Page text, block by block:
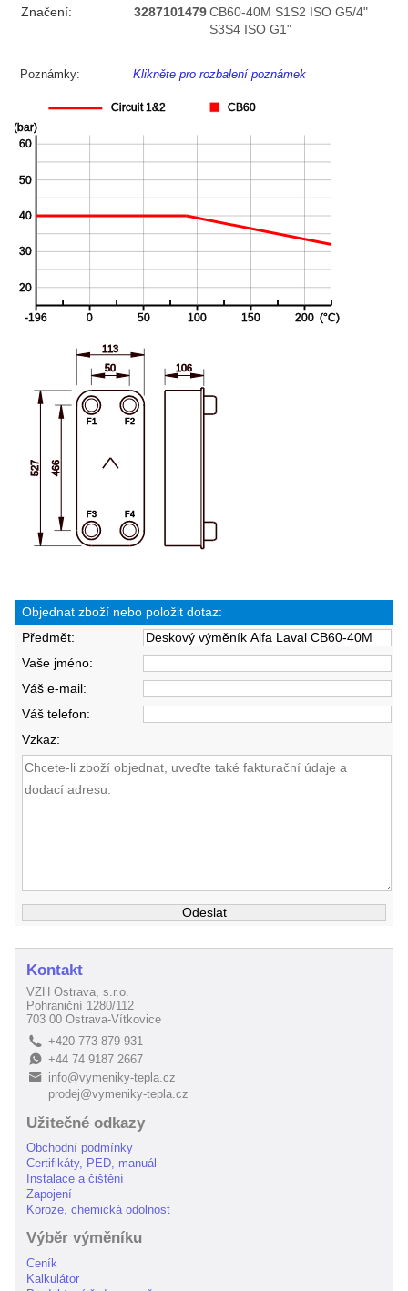
Značení:
3287101479 CB60-40M S1S2 ISO G5/4"
S3S4 ISO G1"
Poznámky: Klikněte pro rozbalení poznámek
Objednat zboží nebo položit dotaz:
Předmět:
Vaše jméno:
Váš e-mail:
Váš telefon:
Vzkaz:
Kontakt
VZH Ostrava, s.r.o.
Pohraniční 1280/112
703 00 Ostrava-Vítkovice
L +420 773 879 931
E+44 74 9187 2667
B
info@vymeniky-tepla.cz
prodej@vymeniky-tepla.cz
Užitečné odkazy
Obchodní podmínky
Certifikáty, PED, manuál
Instalace a čištění
Zapojení
Koroze, chemická odolnost
Výběr výměníku
Ceník
Kalkulátor